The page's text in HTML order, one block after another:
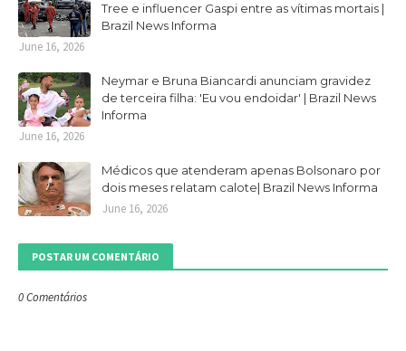
Tree e influencer Gaspi entre as vítimas mortais |
Brazil News Informa
June 16, 2026
Neymar e Bruna Biancardi anunciam gravidez
de terceira filha: 'Eu vou endoidar' | Brazil News
Informa
June 16, 2026
Médicos que atenderam apenas Bolsonaro por
dois meses relatam calote| Brazil News Informa
June 16, 2026
POSTAR UM COMENTÁRIO
0 Comentários